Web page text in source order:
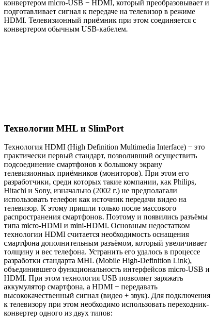
конвертером micro-USB − HDMI, который преобразовывает и
подготавливает сигнал к передаче на телевизор в режиме
HDMI. Телевизионный приёмник при этом соединяется с
конвертером обычным USB-кабелем.
Технологии MHL и SlimPort
Технология HDMI (High Definition Multimedia Interface) − это
практически первый стандарт, позволивший осуществить
подсоединение смартфонов к большому экрану
телевизионных приёмников (мониторов). При этом его
разработчики, среди которых такие компании, как Philips,
Hitachi и Sony, изначально (2002 г.) не предполагали
использовать телефон как источник передачи видео на
телевизор. К этому пришли только после массового
распространения смартфонов. Поэтому и появились разъёмы
типа micro-HDMI и mini-HDMI. Основным недостатком
технологии HDMI считается необходимость оснащения
смартфона дополнительным разъёмом, который увеличивает
толщину и вес телефона. Устранить его удалось в процессе
разработки стандарта MHL (Mobile High-Definition Link),
объединившего функциональность интерфейсов micro-USB и
HDMI. При этом технология USB позволяет заряжать
аккумулятор смартфона, а HDMI − передавать
высококачественный сигнал (видео + звук). Для подключения
к телевизору при этом необходимо использовать переходник-
конвертер одного из двух типов: